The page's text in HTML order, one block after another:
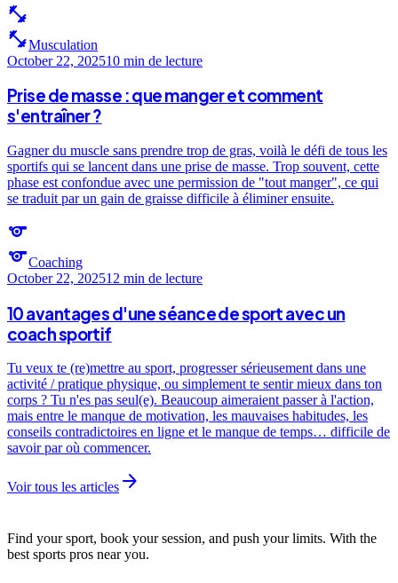
fitness_center
fitness_centerMusculation
October 22, 202510 min de lecture
Prise de masse : que manger et comment
s'entraîner ?
Gagner du muscle sans prendre trop de gras, voilà le défi de tous les
sportifs qui se lancent dans une prise de masse. Trop souvent, cette
phase est confondue avec une permission de "tout manger", ce qui
se traduit par un gain de graisse difficile à éliminer ensuite.
sports
sportsCoaching
October 22, 202512 min de lecture
10 avantages d'une séance de sport avec un
coach sportif
Tu veux te (re)mettre au sport, progresser sérieusement dans une
activité / pratique physique, ou simplement te sentir mieux dans ton
corps ? Tu n'es pas seul(e). Beaucoup aimeraient passer à l'action,
mais entre le manque de motivation, les mauvaises habitudes, les
conseils contradictoires en ligne et le manque de temps… difficile de
savoir par où commencer.
Voir tous les articles arrow_forward
Find your sport, book your session, and push your limits. With the
best sports pros near you.